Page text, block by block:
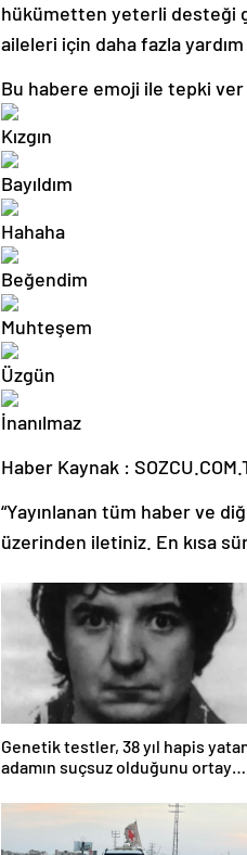
hükümetten yeterli desteği
aileleri için daha fazla
Bu habere emoji ile tepki ver
Haber Kaynak :
“Yayınlanan tüm haber ve
üzerinden iletiniz. En kısa
Genetik testler, 38 yıl hapis
adamın suçsuz olduğunu ortaya